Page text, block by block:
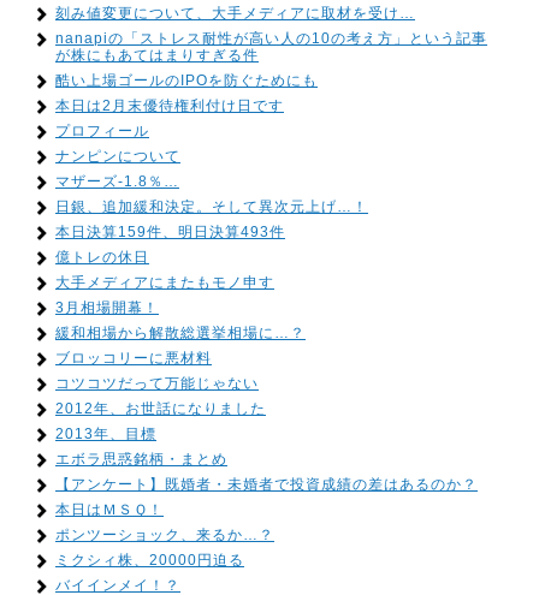
刻み値変更について、大手メディアに取材を受け…
nanapiの「ストレス耐性が高い人の10の考え方」という記事
が株にもあてはまりすぎる件
酷い上場ゴールのIPOを防ぐためにも
本日は2月末優待権利付け日です
プロフィール
ナンピンについて
マザーズ-1.8％…
日銀、追加緩和決定。そして異次元上げ…！
本日決算159件、明日決算493件
億トレの休日
大手メディアにまたもモノ申す
3月相場開幕！
緩和相場から解散総選挙相場に…？
ブロッコリーに悪材料
コツコツだって万能じゃない
2012年、お世話になりました
2013年、目標
エボラ思惑銘柄・まとめ
【アンケート】既婚者・未婚者で投資成績の差はあるのか？
本日はＭＳＱ！
ポンツーショック、来るか…？
ミクシィ株、20000円迫る
バイインメイ！？